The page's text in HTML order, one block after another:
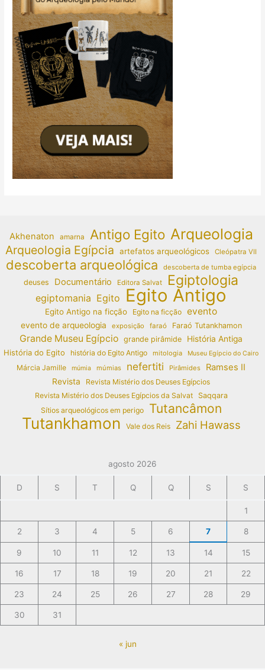
Akhenaton amarna Antigo Egito Arqueologia
Arqueologia Egípcia artefatos arqueológicos Cleópatra VII
descoberta arqueológica descoberta de tumba egípcia
deuses Documentário Editora Salvat Egiptologia
egiptomania Egito Egito Antigo
Egito Antigo na ficção Egito na ficção evento
evento de arqueologia exposição faraó Faraó Tutankhamon
Grande Museu Egípcio grande pirâmide
História Antiga
História do Egito
história do Egito Antigo mitologia Museu Egípcio do Cairo
Márcia Jamille múmia múmias nefertiti Pirâmides Ramses II
Revista
Revista Mistério dos Deuses Egípcios
Revista Mistério dos Deuses Egípcios da Salvat
Saqqara
Sítios arqueológicos em perigo
Tutancâmon
Tutankhamon Vale dos Reis Zahi Hawass
agosto 2026
D S T Q Q S S
1
2 3 4 5 6 7 8
9 10 11 12 13 14 15
16 17 18 19 20 21 22
23 24 25 26 27 28 29
30 31
« jun